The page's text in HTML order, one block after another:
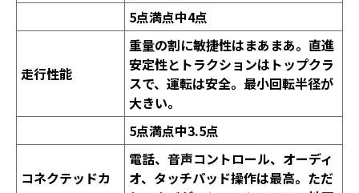
5点満点中4点
走行性能
重量の割に敏捷性はまあまあ。直進
安定性とトラクションはトップクラ
スで、運転は安全。最小回転半径が
大きい。
5点満点中3.5点
コネクテッドカ
電話、音声コントロール、オーディ
オ、タッチパッド操作は最高。ただ